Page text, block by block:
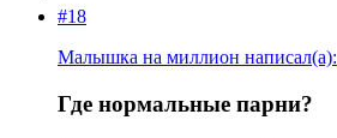
#18
Малышка на миллион написал(а):
Где нормальные парни?​